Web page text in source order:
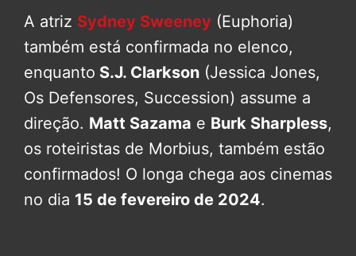
A atriz Sydney Sweeney (Euphoria)
também está confirmada no elenco,
enquanto S.J. Clarkson (Jessica Jones,
Os Defensores, Succession) assume a
direção. Matt Sazama e Burk Sharpless,
os roteiristas de Morbius, também estão
confirmados! O longa chega aos cinemas
no dia 15 de fevereiro de 2024.